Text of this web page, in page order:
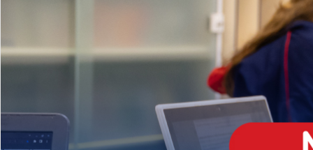
MÉDIO
igh School
Dupla Diplomação